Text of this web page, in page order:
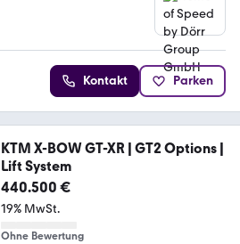
Kontakt Parken
KTM X-BOW GT-XR | GT2 Options |
Lift System
440.500 €
19% MwSt.
Ohne Bewertung